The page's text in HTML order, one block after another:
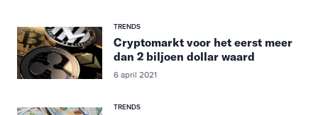
TRENDS
Cryptomarkt voor het eerst meer
dan 2 biljoen dollar waard
6 april 2021
TRENDS